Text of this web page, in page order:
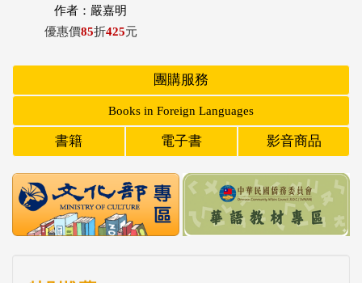
作者：嚴嘉明
優惠價85折425元
團購服務
Books in Foreign Languages
書籍 電子書 影音商品